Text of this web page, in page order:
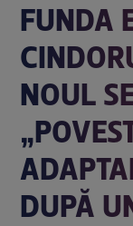
FUNDA
NOUL
DUPĂ